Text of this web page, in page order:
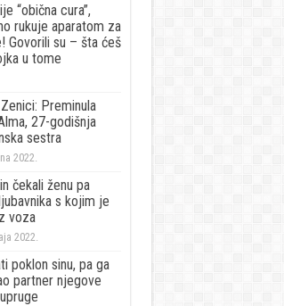
“obična cura”,
rukuje aparatom za
Govorili su – šta ćeš
u tome
Preminula
27-godišnja
sestra
2022.
čekali ženu pa
s kojim je
voza
2022.
poklon sinu, pa ga
partner njegove